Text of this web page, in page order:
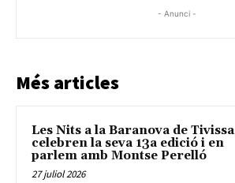
- Anunci -
Més articles
Les Nits a la Baranova de Tivissa
celebren la seva 13a edició i en
parlem amb Montse Perelló
27 juliol 2026